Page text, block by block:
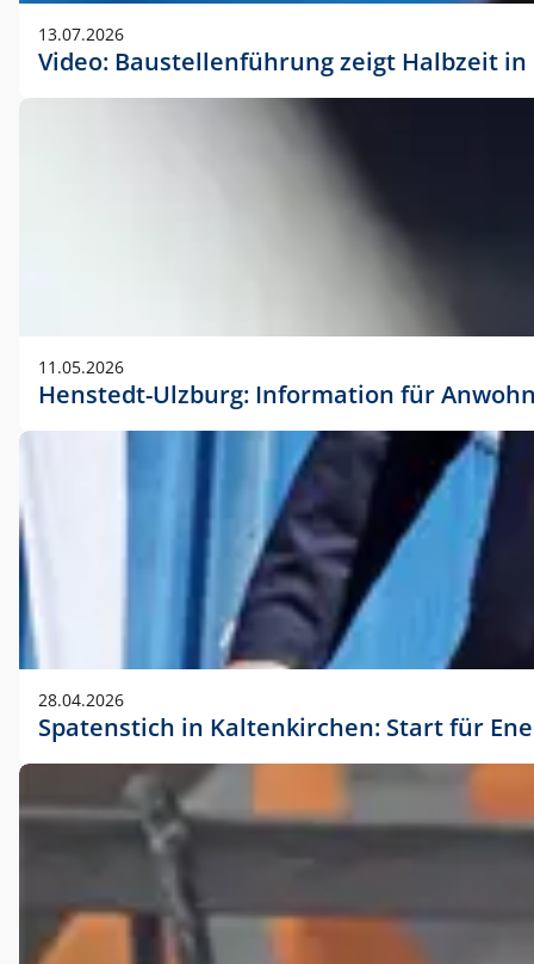
13.07.2026
Video: Baustellenführung zeigt Halbzeit
11.05.2026
Henstedt-Ulzburg: Information für
28.04.2026
Spatenstich in Kaltenkirchen: Start für